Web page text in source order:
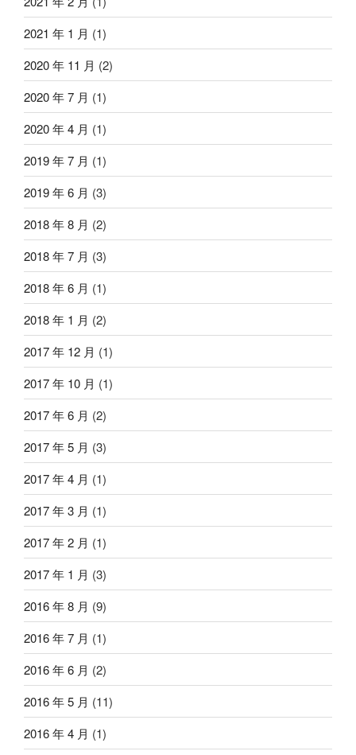
2021 年 1 月 (1)
2020 年 11 月 (2)
2020 年 7 月 (1)
2020 年 4 月 (1)
2019 年 7 月 (1)
2019 年 6 月 (3)
2018 年 8 月 (2)
2018 年 7 月 (3)
2018 年 6 月 (1)
2018 年 1 月 (2)
2017 年 12 月 (1)
2017 年 10 月 (1)
2017 年 6 月 (2)
2017 年 5 月 (3)
2017 年 4 月 (1)
2017 年 3 月 (1)
2017 年 2 月 (1)
2017 年 1 月 (3)
2016 年 8 月 (9)
2016 年 7 月 (1)
2016 年 6 月 (2)
2016 年 5 月 (11)
2016 年 4 月 (1)